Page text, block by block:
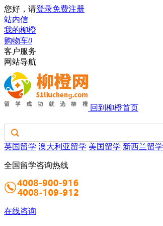
您好，请登录免费注册
站内信
我的柳橙
购物车0
客户服务
网站导航
回到柳橙首页
英国留学 澳大利亚留学 美国留学 新西兰留学
全国留学咨询热线
在线咨询